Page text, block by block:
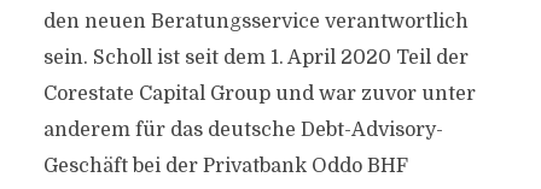
den neuen Beratungsservice verantwortlich
sein. Scholl ist seit dem 1. April 2020 Teil der
Corestate Capital Group und war zuvor unter
anderem für das deutsche Debt-Advisory-
Geschäft bei der Privatbank Oddo BHF